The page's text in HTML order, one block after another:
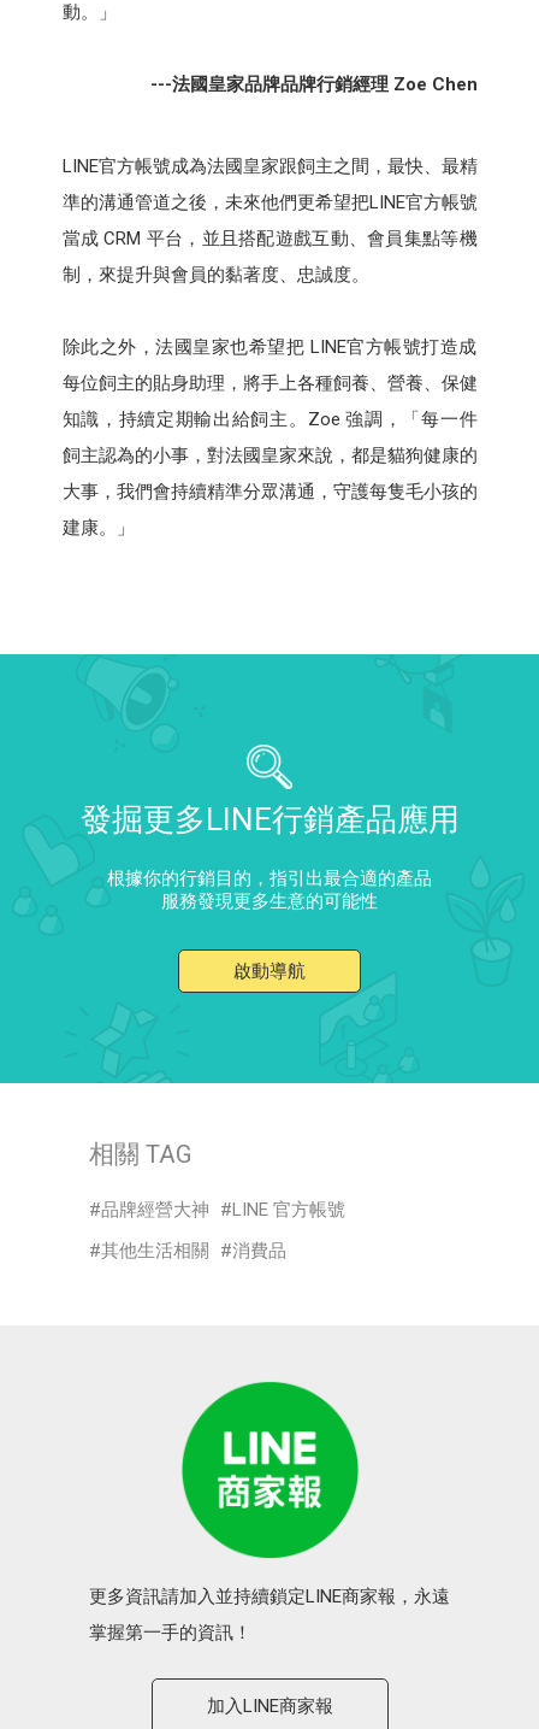
動。」
---法國皇家品牌品牌行銷經理 Zoe Chen
LINE官方帳號成為法國皇家跟飼主之間，最快、最精
準的溝通管道之後，未來他們更希望把LINE官方帳號
當成 CRM 平台，並且搭配遊戲互動、會員集點等機
制，來提升與會員的黏著度、忠誠度。
除此之外，法國皇家也希望把 LINE官方帳號打造成
每位飼主的貼身助理，將手上各種飼養、營養、保健
知識，持續定期輸出給飼主。Zoe 強調，「每一件
飼主認為的小事，對法國皇家來說，都是貓狗健康的
大事，我們會持續精準分眾溝通，守護每隻毛小孩的
建康。」
發掘更多LINE行銷產品應用
根據你的行銷目的，指引出最合適的產品
服務發現更多生意的可能性
啟動導航
相關 TAG
品牌經營大神
LINE 官方帳號
其他生活相關
消費品
更多資訊請加入並持續鎖定LINE商家報，永遠
掌握第一手的資訊！
加入LINE商家報